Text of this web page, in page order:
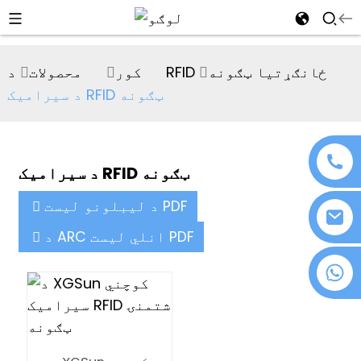
کور محصولات
د RFID ځانګړتیا ټګونه
د سیرامیک RFID ټګونه
د سیرامیک RFID ټګونه
د لیبلونو لیست PDF
د ARC انلي لیست PDF